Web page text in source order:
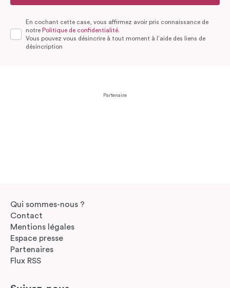
En cochant cette case, vous affirmez avoir pris connaissance de
notre Politique de confidentialité.
Vous pouvez vous désincrire à tout moment à l’aide des liens de
désincription
Partenaire
Qui sommes-nous ?
Contact
Mentions légales
Espace presse
Partenaires
Flux RSS